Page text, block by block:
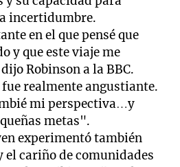
incertidumbre.
en el que pensé que
y que este viaje me
Robinson a la BBC.
realmente angustiante.
mi perspectiva…y
metas".
experimentó también
cariño de comunidades